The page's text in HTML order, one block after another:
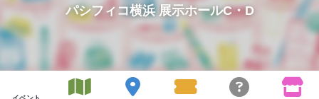
文具女子アワード
アイデアコンペ
レポート
パシフィコ横浜 展示ホールC・D